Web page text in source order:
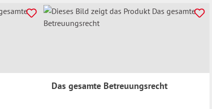
Das gesamte Betreuungsrecht